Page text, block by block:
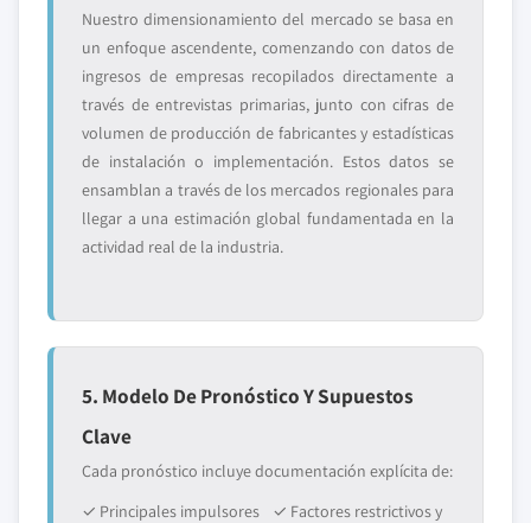
Nuestro dimensionamiento del mercado se basa en
un enfoque ascendente, comenzando con datos de
ingresos de empresas recopilados directamente a
través de entrevistas primarias, junto con cifras de
volumen de producción de fabricantes y estadísticas
de instalación o implementación. Estos datos se
ensamblan a través de los mercados regionales para
llegar a una estimación global fundamentada en la
actividad real de la industria.
5. Modelo De Pronóstico Y Supuestos
Clave
Cada pronóstico incluye documentación explícita de:
✓ Principales impulsores
✓ Factores restrictivos y